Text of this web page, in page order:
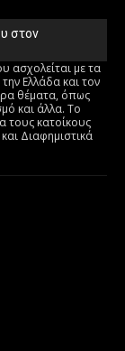
στον
ασχολείται με τα
Ελλάδα και τον
θέματα, όπως
και άλλα. Το
τους κατοίκους
Διαφημιστικά